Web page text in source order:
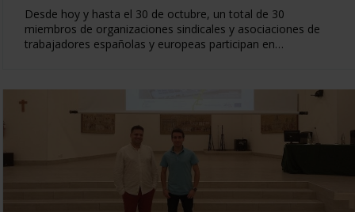
Desde hoy y hasta el 30 de octubre, un total de 30
miembros de organizaciones sindicales y asociaciones de
trabajadores españolas y europeas participan en…